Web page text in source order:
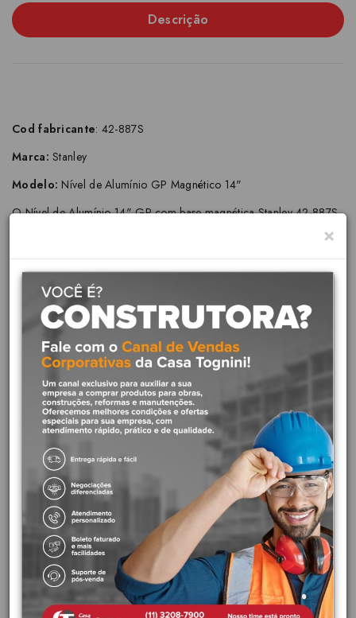
Descrição
Cod fabricante: 42-887S
Marca: Stanley
Modelo: Nível de Alumínio GP Magnético 14"
O Nível de Alumínio 14" GP com base magnética Stanley 42-887S
recursos práticos, ele facilita o nivelamento e alinhamento em
diversas aplicações.
Características Principais:
Tamanho:14 polegadas (355 mm), um tamanho
intermediário que oferece versatilidade para trabalhos em
espaços variados.
Base Magnética:Facilita a fixação em superfícies metálicas,
permitindo que o usuário trabalhe com as mãos livres e
garantindo maior precisão.
Construção em Alumínio:
Leve e resistente, o que garante
durabilidade e facilita o manuseio.
Três Bolhas de Nível:
Indicam a horizontalidade,
verticalidade e ângulo de 45 graus, permitindo leituras
precisas em diferentes posições.
Design Compacto:
Facilita o transporte e o
armazenamento, ideal para quem precisa levar o nível para
diferentes locais de trabalho.
×